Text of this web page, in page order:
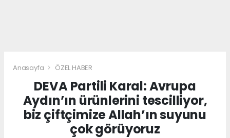
Anasayfa ÖZEL HABER
DEVA Partili Karal: Avrupa
Aydın’ın ürünlerini tescilliyor,
biz çiftçimize Allah’ın suyunu
çok görüyoruz